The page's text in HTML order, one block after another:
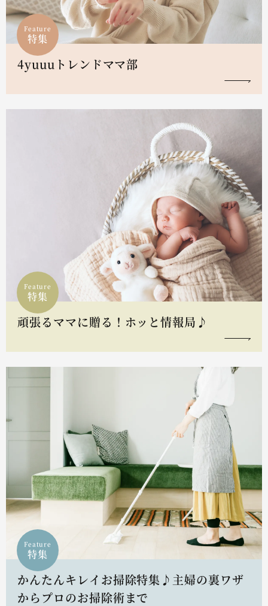
Feature
特集
4yuuuトレンドママ部
Feature
特集
頑張るママに贈る！ホッと情報局♪
Feature
特集
かんたんキレイお掃除特集♪主婦の裏ワザ
からプロのお掃除術まで